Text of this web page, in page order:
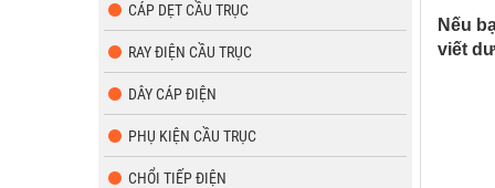
Nếu
viết
CÁP DẸT CẦU TRỤC
RAY ĐIỆN CẦU TRỤC
DÂY CÁP ĐIỆN
PHỤ KIỆN CẦU TRỤC
CHỔI TIẾP ĐIỆN